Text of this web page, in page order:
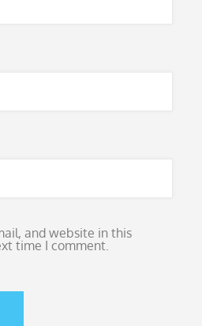
and website in this
time I comment.